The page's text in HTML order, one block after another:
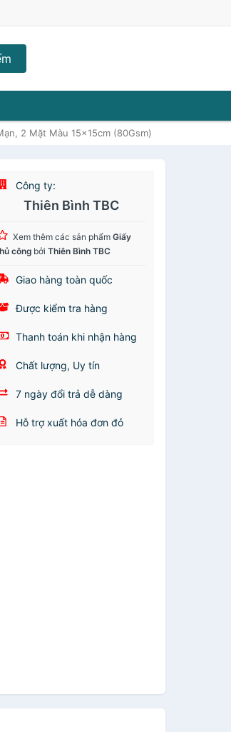
2 Mặt Màu 15x15cm (80Gsm)
Công ty:
Thiên Bình TBC
Xem thêm các sản phẩmGiấy
công bởiThiên Bình TBC
Giao hàng toàn quốc
Được kiểm tra hàng
Thanh toán khi nhận hàng
Chất lượng, Uy tín
7 ngày đổi trả dễ dàng
Hỗ trợ xuất hóa đơn đỏ